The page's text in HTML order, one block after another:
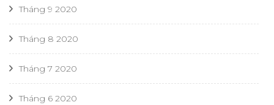
Tháng 9 2020
Tháng 8 2020
Tháng 7 2020
Tháng 6 2020